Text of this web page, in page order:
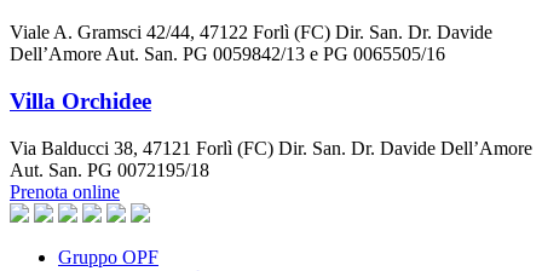
Viale A. Gramsci 42/44, 47122 Forlì (FC) Dir. San. Dr. Davide
Dell’Amore Aut. San. PG 0059842/13 e PG 0065505/16
Villa Orchidee
Via Balducci 38, 47121 Forlì (FC) Dir. San. Dr. Davide Dell’Amore
Aut. San. PG 0072195/18
Prenota online
Gruppo OPF